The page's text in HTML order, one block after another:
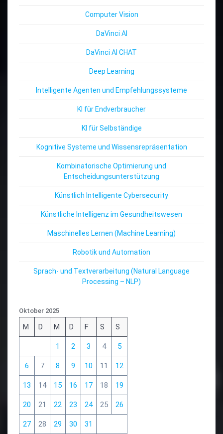
Computer Vision
DaVinci AI
DaVinci AI CHAT
Deep Learning
Intelligente Agenten und Empfehlungssysteme
KI für Endverbraucher
KI für Selbständige
Kognitive Systeme und Wissensrepräsentation
Kombinatorische Optimierung und
Entscheidungsunterstützung
Künstlich Intelligente Cybersecurity
Künstliche Intelligenz im Gesundheitswesen
Maschinelles Lernen (Machine Learning)
Robotik und Automation
Sprach- und Textverarbeitung (Natural Language
Processing – NLP)
Oktober 2025
M D M D F S S
1 2 3 4 5
6 7 8 9 10 11 12
13 14 15 16 17 18 19
20 21 22 23 24 25 26
27 28 29 30 31